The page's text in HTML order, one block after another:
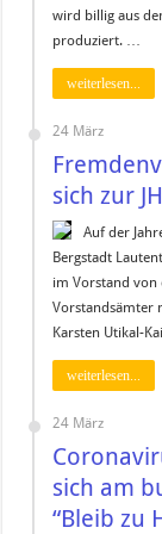
wird billig aus
produziert. …
weiterlesen...
24 März
sich zur
Auf der
Bergstadt
im Vorstand von
Vorstandsämter
Karsten Utikal-
weiterlesen...
24 März
sich am
“Bleib zu